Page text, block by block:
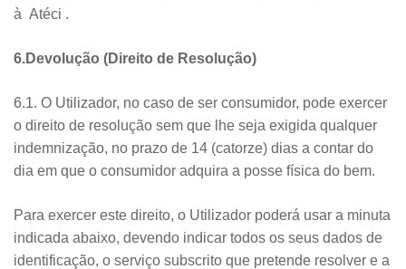
à Atéci .
6.Devolução (Direito de Resolução)
6.1. O Utilizador, no caso de ser consumidor, pode exercer
o direito de resolução sem que lhe seja exigida qualquer
indemnização, no prazo de 14 (catorze) dias a contar do
dia em que o consumidor adquira a posse física do bem.
Para exercer este direito, o Utilizador poderá usar a minuta
indicada abaixo, devendo indicar todos os seus dados de
identificação, o serviço subscrito que pretende resolver e a